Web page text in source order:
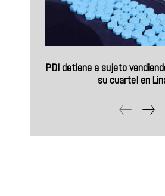
PDI detiene a sujeto
su cuartel en